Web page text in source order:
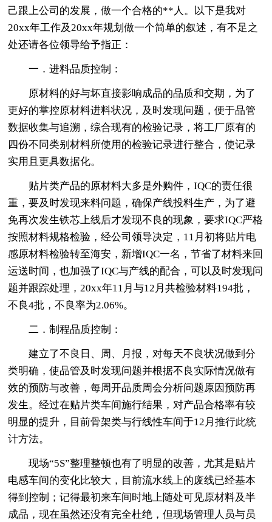
己跟上公司的发展，做一个合格的**人。以下是我对
20xx年工作及20xx年规划做一个简单的叙述，有不足之
处还请各位领导给予指正：
一．进料品质控制：
原材料的好与坏直接影响成品的品质和交期，为了
更好的掌控原材料进料状况，及时发现问题，便于品管
数据收集与追溯，综合现有的检验记录，将工厂原有的
四份不同类别材料所使用的检验记录进行整合，使记录
实用且更具数据化。
贴片类产品的原材料大多是外购件，IQC的责任很
重，要及时发现来料问题，确保产线投料生产，为了避
免再次发生铁芯上线后才发现不良的现象，要求IQC严格
按照材料规格检验，经公司领导决定，11月初将贴片电
感原材料检验转至海安，新增IQC一名，节省了材料来回
运送时间，也加强了IQC与产线的配合，可以及时发现问
题并跟踪处理，20xx年11月与12月共检验材料194批，
不良4批，不良率为2.06%。
二．制程品质控制：
建立了不良日、周、月报，对每天不良状况做到分
类明确，使品管及时发现问题并根据不良实际情况做有
效的预防与改善，每周开品质周会分析问题原因预防再
发生。经过在贴片类车间施行结果，对产品合格率有较
明显的提升，目前骨架类与行线性车间于12月推行此统
计方法。
现场“5S”整理整顿也有了明显的改善，尤其是贴片
电感车间的变化比较大，目前流水线上的废线已经基本
得到控制；记得最初来车间时地上随处可见原材料及半
成品，现在虽然还没有完全杜绝，但现场管理人员与员